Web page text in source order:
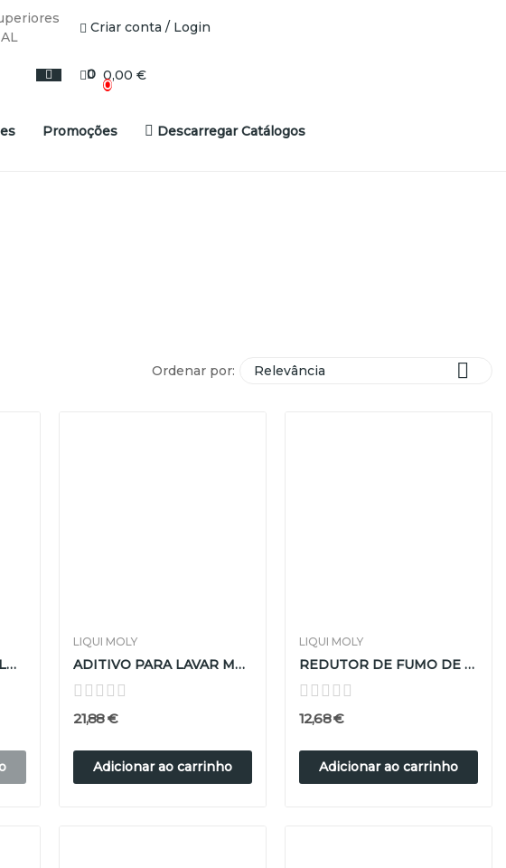
Criar conta / Login
0 0,00 €
0
Promoções
Descarregar Catálogos
Ordenar por: Relevância 
ÓLEO DE CAIXA DE VELOCIDADES PARA MOTAS LIQUI...
LIQUI MOLY
ADITIVO PARA LAVAR MOTORES LIQUI MOLY 500ML
21,88 €
Adicionar ao carrinho
LIQUI MOLY
REDUTOR DE FUMO DE ÓLEOS ( DIESEL / GASOLINA )...
12,68 €
Adicionar ao carrinho